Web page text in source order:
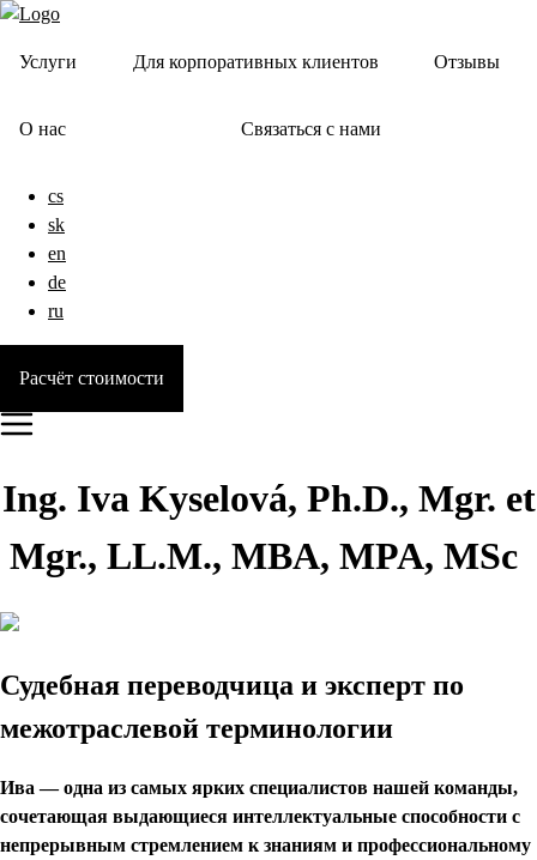
Услуги Для корпоративных клиентов Отзывы
О нас Связаться с нами
cs
sk
en
de
ru
Расчёт стоимости
Ing. Iva Kyselová, Ph.D., Mgr. et
Mgr., LL.M., MBA, MPA, MSc
Судебная переводчица и эксперт по
межотраслевой терминологии
Ива — одна из самых ярких специалистов нашей команды,
сочетающая выдающиеся интеллектуальные способности с
непрерывным стремлением к знаниям и профессиональному